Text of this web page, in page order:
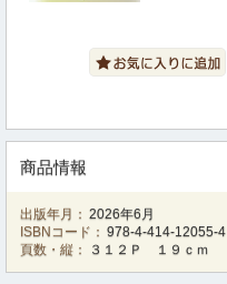
商品情報
出版年月： 2026年6月
ISBNコード： 978-4-414-12055-4
頁数・縦：
３１２Ｐ １９ｃｍ